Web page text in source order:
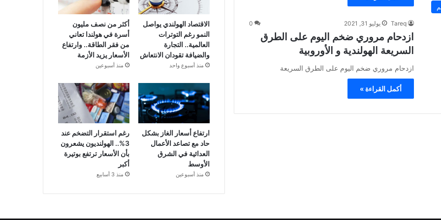
Tareq يوليو 31, 2021 0
ازدحام مروري ضخم اليوم على الطرق
السريعة الهولندية و الأوروبية
ازدحام مروري ضخم اليوم على الطرق السريعة
أكمل القراءة »
الاقتصاد الهولندي يواصل
النمو رغم التوترات
العالمية.. التجارة
والضيافة تقودان الانتعاش
منذ أسبوع واحد
أكثر من نصف مليون
أسرة في هولندا تعاني
من فقر الطاقة.. وارتفاع
الأسعار يزيد الأزمة
منذ أسبوعين
ارتفاع أسعار الغاز بشكل
حاد مع تصاعد الأعمال
العدائية في الشرق
الأوسط
منذ أسبوعين
رغم استقرار التضخم عند
3%.. الهولنديون يشعرون
بأن الأسعار ترتفع بوتيرة
أكبر
منذ 3 أسابيع